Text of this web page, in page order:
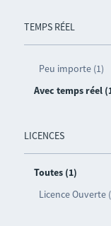
TEMPS RÉEL
Peu importe (1)
Avec temps réel
LICENCES
Toutes (1)
Licence Ouverte